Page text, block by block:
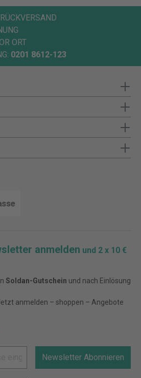
ORT
0201 8612-123
anmelden und 2 x 10 €
Soldan-Gutschein und nach Einlösung
anmelden – shoppen – Angebote
Newsletter Abonnieren